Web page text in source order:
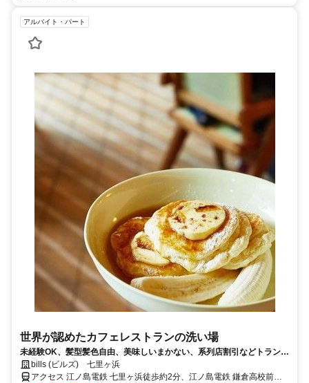
アルバイト・パート
世界が認めたカフェレストランの洗い場
未経験OK、髪型髪色自由、美味しいまかない、系列店割引などトランジ
ットならではの厚待遇♪接客なしの黙々作業なので安心！著名人にも愛さ
れ、各国メディアで「世界一の朝食」と称されたbillsで働こう！
bills (ビルズ) 七里ヶ浜
アクセス 江ノ島電鉄 七里ヶ浜徒歩約2分、江ノ島電鉄 鎌倉高校前東